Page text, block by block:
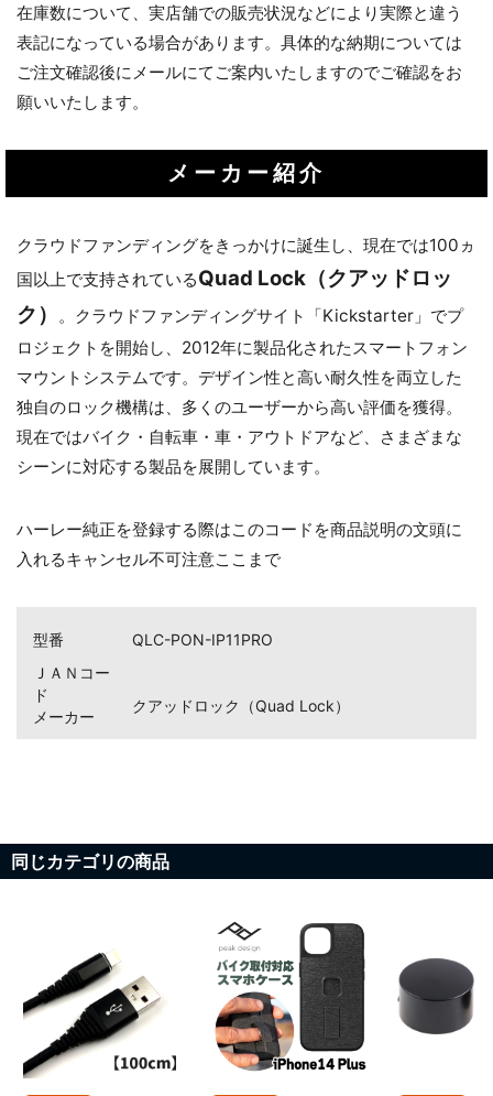
在庫数について、実店舗での販売状況などにより実際と違う
表記になっている場合があります。具体的な納期については
ご注文確認後にメールにてご案内いたしますのでご確認をお
願いいたします。
メーカー紹介
クラウドファンディングをきっかけに誕生し、現在では100ヵ
国以上で支持されているQuad Lock（クアッドロッ
ク）
。クラウドファンディングサイト「Kickstarter」でプ
ロジェクトを開始し、2012年に製品化されたスマートフォン
マウントシステムです。デザイン性と高い耐久性を両立した
独自のロック機構は、多くのユーザーから高い評価を獲得。
現在ではバイク・自転車・車・アウトドアなど、さまざまな
シーンに対応する製品を展開しています。
ハーレー純正を登録する際はこのコードを商品説明の文頭に
入れるキャンセル不可注意ここまで
型番
QLC-PON-IP11PRO
ＪＡＮコー
ド
メーカー
クアッドロック（Quad Lock）
お買い物を続ける カートへ進む
同じカテゴリの商品